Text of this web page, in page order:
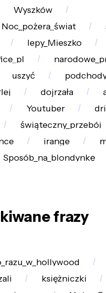
Wyszków
Noc_pożera_świat
lepy_Mieszko
uszyć
dojrzała
Youtuber
świąteczny_przebój
irange
Sposób_na_blondynkę
frazy
księżniczki